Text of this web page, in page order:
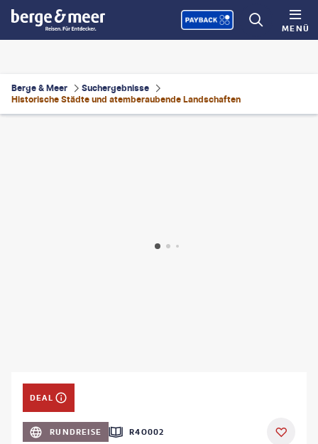
MENÜ
Berge & Meer
Suchergebnisse
Historische Städte und atemberaubende Landschaften
DEAL
RUNDREISE R4O002